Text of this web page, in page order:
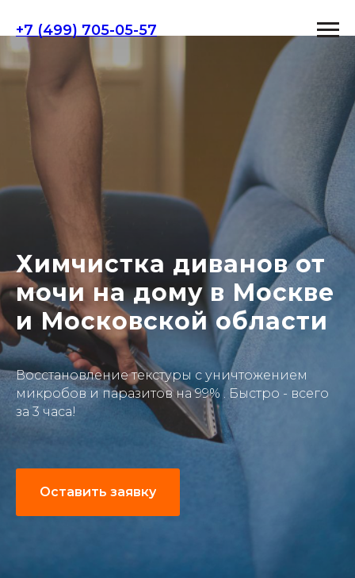
+7 (499) 705-05-57
Химчистка диванов от
мочи на дому в Москве
и Московской области
Восстановление текстуры с уничтожением
микробов и паразитов на 99% . Быстро - всего
за 3 часа!
Оставить заявку